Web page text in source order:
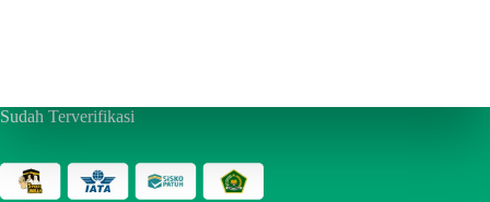
Sudah Terverifikasi